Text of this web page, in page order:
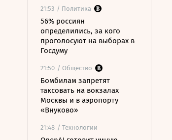
21:53 / Политика
56% россиян
определились, за кого
проголосуют на выборах в
Госдуму
21:50 / Общество
Бомбилам запретят
таксовать на вокзалах
Москвы и в аэропорту
«Внуково»
21:48 / Технологии